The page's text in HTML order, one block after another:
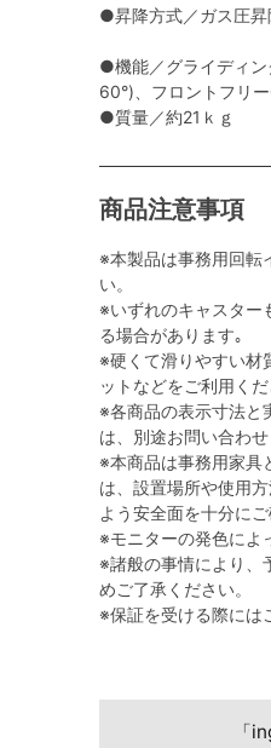
●昇降方式／ガス圧昇
●機能／グライディン
60°)、フロントフリ
●質量／約21ｋｇ
商品注意事項
※本製品は事務用回転
い。
※いずれのキャスター
る場合があります｡
※硬くて滑りやすい材
ットなどをご利用く
※各商品の表示寸法と
は、別途お問い合わせ
※本商品は事務用家具
は、設置場所や使用
よう安全面を十分にご
※モニターの発色によ
※諸般の事情により、
めご了承ください。
※保証を受ける際には
「